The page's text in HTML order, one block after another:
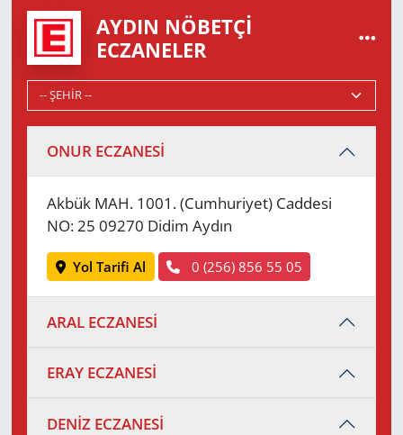
AYDIN NÖBETÇI
ECZANELER
ONUR ECZANESİ
Akbük MAH. 1001. (Cumhuriyet) Caddesi
NO: 25 09270 Didim Aydın
Yol Tarifi Al 0 (256) 856 55 05
ARAL ECZANESİ
ERAY ECZANESİ
DENİZ ECZANESİ